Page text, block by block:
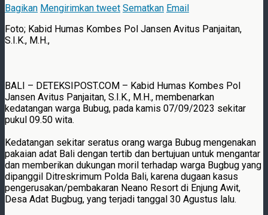
Bagikan Mengirimkan tweet Sematkan Email
Foto; Kabid Humas Kombes Pol Jansen Avitus Panjaitan,
S.I.K., M.H.,
BALI – DETEKSIPOST.COM – Kabid Humas Kombes Pol
Jansen Avitus Panjaitan, S.I.K., M.H., membenarkan
kedatangan warga Bubug, pada kamis 07/09/2023 sekitar
pukul 09.50 wita.
Kedatangan sekitar seratus orang warga Bubug mengenakan
pakaian adat Bali dengan tertib dan bertujuan untuk mengantar
dan memberikan dukungan moril terhadap warga Bugbug yang
dipanggil Ditreskrimum Polda Bali, karena dugaan kasus
pengerusakan/pembakaran Neano Resort di Enjung Awit,
Desa Adat Bugbug, yang terjadi tanggal 30 Agustus lalu.